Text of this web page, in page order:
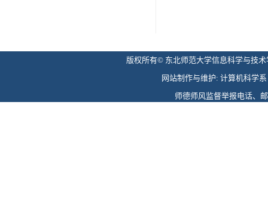
版权所有© 东北师范大学信息科学与技
网站制作与维护: 计算机科学
师德师风监督举报电话、